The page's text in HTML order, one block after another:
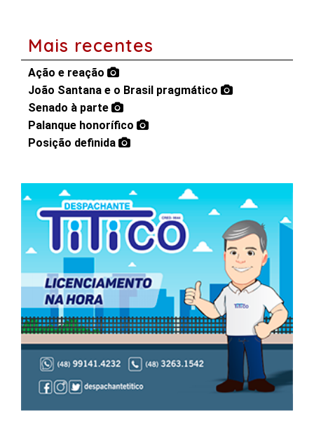
Mais recentes
Ação e reação
João Santana e o Brasil pragmático
Senado à parte
Palanque honorífico
Posição definida